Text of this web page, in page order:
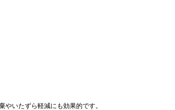
いたずら軽減にも効果的です。